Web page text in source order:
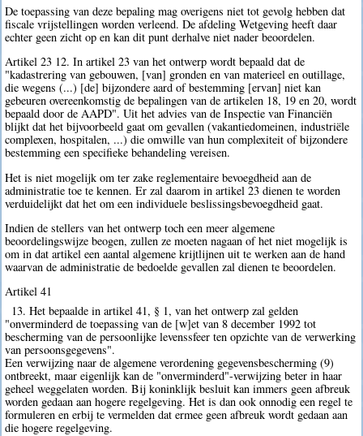
De toepassing van deze bepaling mag overigens niet tot gevolg hebben dat
fiscale vrijstellingen worden verleend. De afdeling Wetgeving heeft daar
echter geen zicht op en kan dit punt derhalve niet nader beoordelen.
Artikel 23 12. In artikel 23 van het ontwerp wordt bepaald dat de
"kadastrering van gebouwen, [van] gronden en van materieel en outillage,
die wegens (...) [de] bijzondere aard of bestemming [ervan] niet kan
gebeuren overeenkomstig de bepalingen van de artikelen 18, 19 en 20, wordt
bepaald door de AAPD". Uit het advies van de Inspectie van Financiën
blijkt dat het bijvoorbeeld gaat om gevallen (vakantiedomeinen, industriële
complexen, hospitalen, ...) die omwille van hun complexiteit of bijzondere
bestemming een specifieke behandeling vereisen.
Het is niet mogelijk om ter zake reglementaire bevoegdheid aan de
administratie toe te kennen. Er zal daarom in artikel 23 dienen te worden
verduidelijkt dat het om een individuele beslissingsbevoegdheid gaat.
Indien de stellers van het ontwerp toch een meer algemene
beoordelingswijze beogen, zullen ze moeten nagaan of het niet mogelijk is
om in dat artikel een aantal algemene krijtlijnen uit te werken aan de hand
waarvan de administratie de bedoelde gevallen zal dienen te beoordelen.
Artikel 41
13. Het bepaalde in artikel 41, § 1, van het ontwerp zal gelden
"onverminderd de toepassing van de [w]et van 8 december 1992 tot
bescherming van de persoonlijke levenssfeer ten opzichte van de verwerking
van persoonsgegevens".
Een verwijzing naar de algemene verordening gegevensbescherming (9)
ontbreekt, maar eigenlijk kan de "onverminderd"-verwijzing beter in haar
geheel weggelaten worden. Bij koninklijk besluit kan immers geen afbreuk
worden gedaan aan hogere regelgeving. Het is dan ook onnodig een regel te
formuleren en erbij te vermelden dat ermee geen afbreuk wordt gedaan aan
die hogere regelgeving.